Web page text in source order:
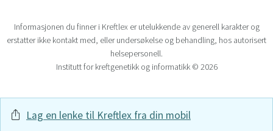
Informasjonen du finner i Kreftlex er utelukkende av generell karakter og
erstatter ikke kontakt med, eller undersøkelse og behandling, hos autorisert
helsepersonell.
Institutt for kreftgenetikk og informatikk © 2026
Lag en lenke til Kreftlex fra din mobil